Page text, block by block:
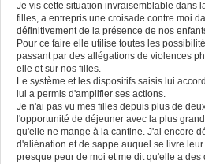
Je vis cette situation invraisemblable dans
filles, a entrepris une croisade contre moi
définitivement de la présence de nos
Pour ce faire elle utilise toutes les
passant par des allégations de violences
elle et sur nos filles.
Le système et les dispositifs saisis lui
lui a permis d'amplifier ses actions.
Je n'ai pas vu mes filles depuis plus de
l'opportunité de déjeuner avec la plus
qu'elle ne mange à la cantine. J'ai encore
d'aliénation et de sappe auquel se livre
presque peur de moi et me dit qu'elle a des